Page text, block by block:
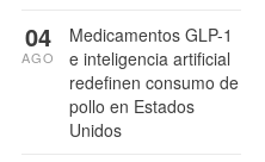
Medicamentos GLP-1
e inteligencia artificial
redefinen consumo de
pollo en Estados
Unidos
04
AGO